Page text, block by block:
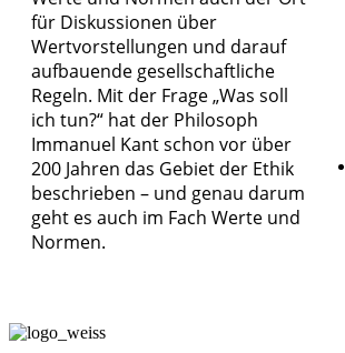
Schule 2030
Leitbild und Projekte
für Diskussionen über
Wertvorstellungen und darauf
aufbauende gesellschaftliche
Regeln. Mit der Frage „Was soll
ich tun?“ hat der Philosoph
Immanuel Kant schon vor über
200 Jahren das Gebiet der Ethik
beschrieben – und genau darum
geht es auch im Fach Werte und
Normen.